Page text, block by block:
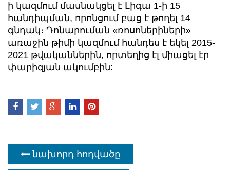
ի կազմում մասնակցել է Լիգա 1-ի 15
հանդիպման, որոնցում բաց է թողել 14
գնդակ։ Դոնարուման «ռոսոներիների»
առաջին թիմի կազմում հանդես է եկել 2015-
2021 թվականներին, որտեղից էլ միացել էր
փարիզյան ակումբին:
նախորդ հոդվածը